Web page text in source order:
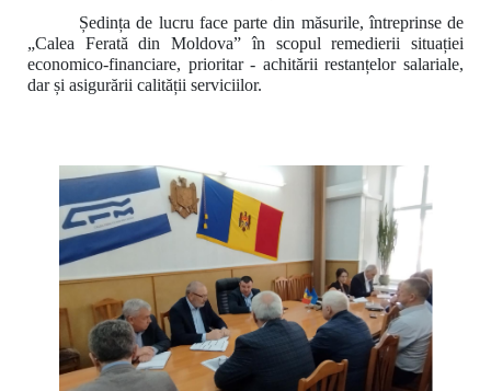
Ședința de lucru face parte din măsurile, întreprinse de
„Calea Ferată din Moldova” în scopul remedierii situației
economico-financiare, prioritar - achitării restanțelor salariale,
dar și asigurării calității serviciilor.